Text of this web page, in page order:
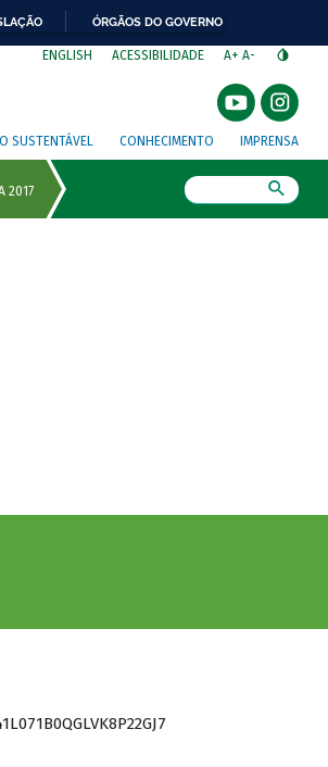
ÓRGÃOS DO GOVERNO
ENGLISH ACESSIBILIDADE A+ A-
SUSTENTÁVEL CONHECIMENTO IMPRENSA